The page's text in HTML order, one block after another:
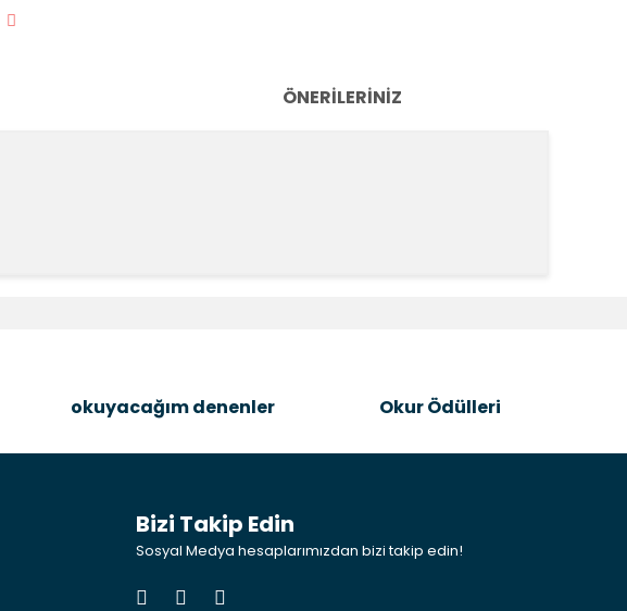
ÖNERILERINIZ
okuyacağım denenler Okur Ödülleri
Bizi Takip Edin
Sosyal Medya hesaplarımızdan bizi takip edin!